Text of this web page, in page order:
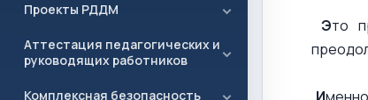
Проекты РДДМ
Аттестация педагогических и
руководящих работников
Комплексная безопасность
Это
И